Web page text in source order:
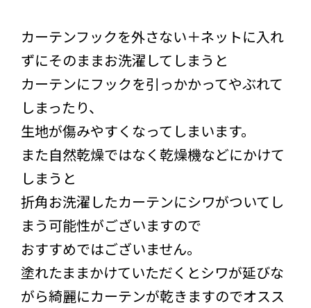
カーテンフックを外さない＋ネットに入れ
ずにそのままお洗濯してしまうと
カーテンにフックを引っかかってやぶれて
しまったり、
生地が傷みやすくなってしまいます。
また自然乾燥ではなく乾燥機などにかけて
しまうと
折角お洗濯したカーテンにシワがついてし
まう可能性がございますので
おすすめではございません。
塗れたままかけていただくとシワが延びな
がら綺麗にカーテンが乾きますのでオスス